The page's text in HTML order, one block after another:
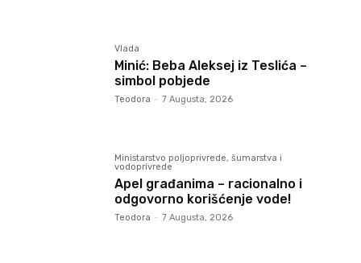
Vlada
Minić: Beba Aleksej iz Teslića –
simbol pobjede
Teodora - 7 Augusta, 2026
Ministarstvo poljoprivrede, šumarstva i
vodoprivrede
Apel građanima – racionalno i
odgovorno korišćenje vode!
Teodora - 7 Augusta, 2026